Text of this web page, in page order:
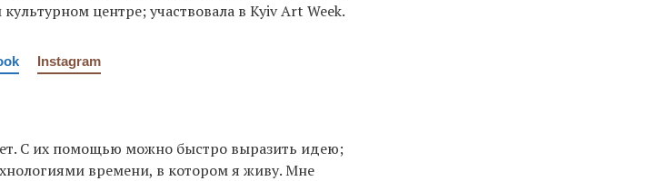
центре; участвовала в Kyiv Art Week.
Instagram
С их помощью можно быстро выразить идею;
времени, в котором я живу. Мне